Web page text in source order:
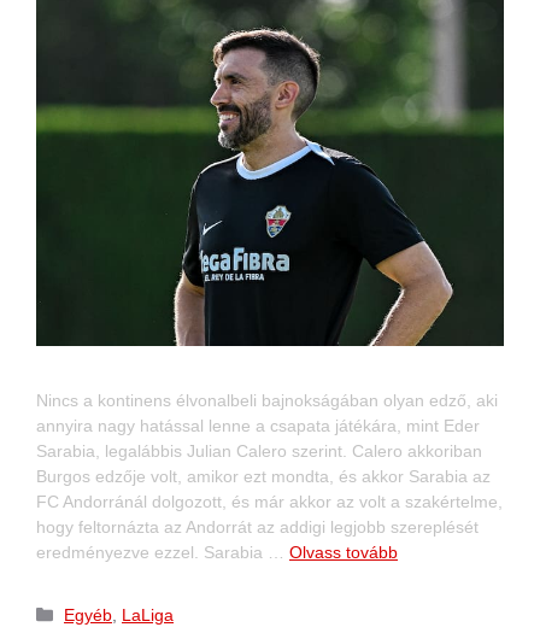
Nincs a kontinens élvonalbeli bajnokságában olyan edző, aki
annyira nagy hatással lenne a csapata játékára, mint Eder
Sarabia, legalábbis Julian Calero szerint. Calero akkoriban
Burgos edzője volt, amikor ezt mondta, és akkor Sarabia az
FC Andorránál dolgozott, és már akkor az volt a szakértelme,
hogy feltornázta az Andorrát az addigi legjobb szereplését
eredményezve ezzel. Sarabia … Olvass tovább
Egyéb LaLiga